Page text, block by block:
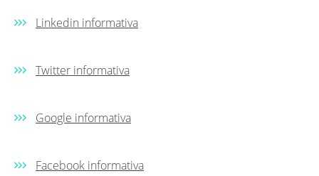
Linkedin informativa
Twitter informativa
Google informativa
Facebook informativa